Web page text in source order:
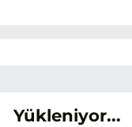
Yükleniyor...